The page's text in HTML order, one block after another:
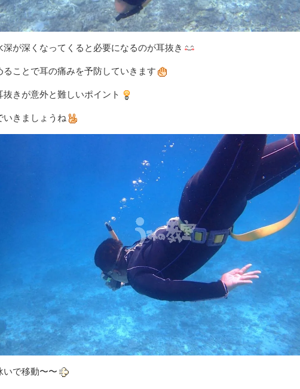
深が深くなってくると必要になるのが耳抜き
ことで耳の痛みを予防していきます
きが意外と難しいポイント
いきましょうね
いで移動〜〜